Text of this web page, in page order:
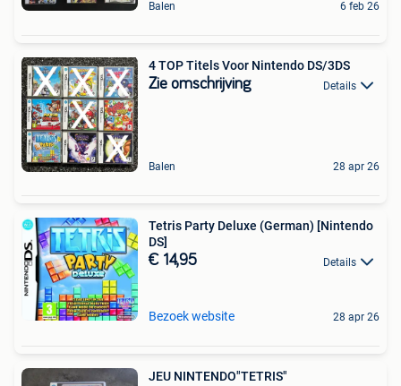
Balen 6 feb 26
4 TOP Titels Voor Nintendo DS/3DS
Zie omschrijving Details
Balen 28 apr 26
Tetris Party Deluxe (German) [Nintendo
DS]
€ 14,95 Details
Bezoek website 28 apr 26
JEU NINTENDO"TETRIS"